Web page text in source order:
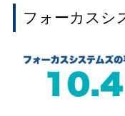
フォーカスシ